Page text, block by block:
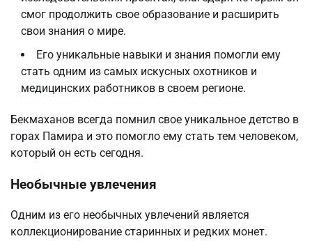
смог продолжить свое образование и расширить
свои знания о мире.
Его уникальные навыки и знания помогли ему
стать одним из самых искусных охотников и
медицинских работников в своем регионе.
Бекмаханов всегда помнил свое уникальное детство в
горах Памира и это помогло ему стать тем человеком,
который он есть сегодня.
Необычные увлечения
Одним из его необычных увлечений является
коллекционирование старинных и редких монет.